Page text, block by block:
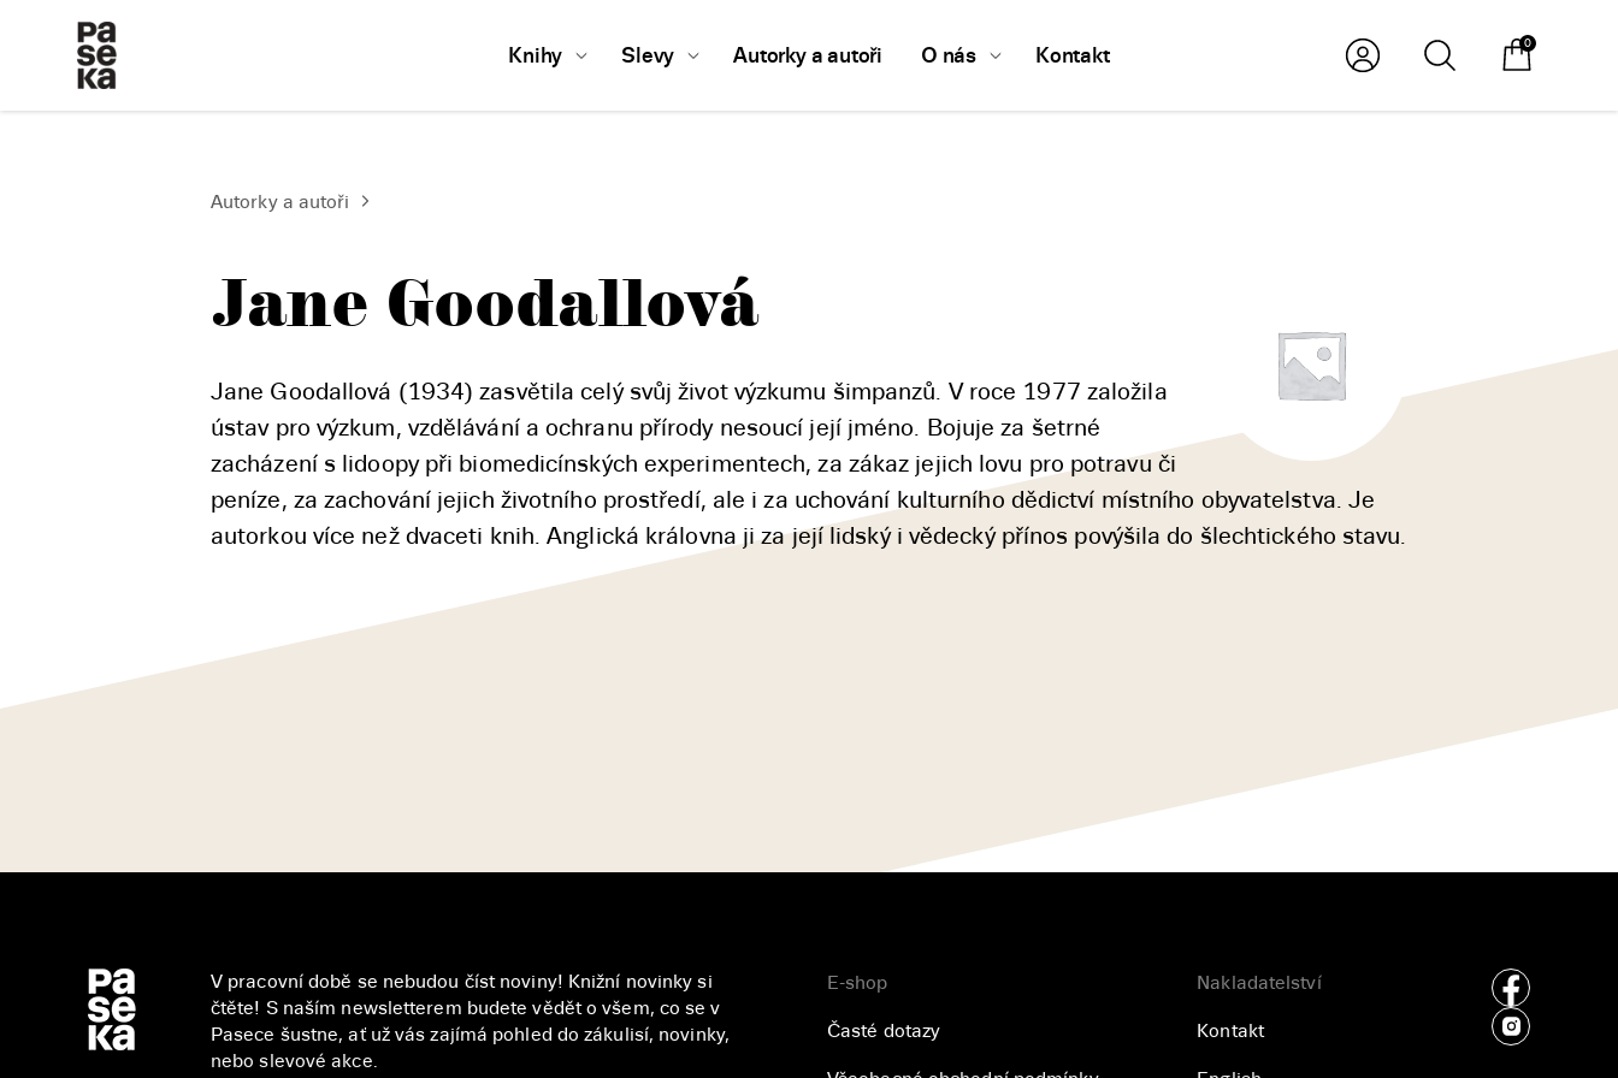
Knihy Slevy Autorky a autoři O nás Kontakt 0
Autorky a autoři
Jane Goodallová
Jane Goodallová (1934) zasvětila celý svůj život výzkumu šimpanzů. V roce 1977 založila
ústav pro výzkum, vzdělávání a ochranu přírody nesoucí její jméno. Bojuje za šetrné
zacházení s lidoopy při biomedicínských experimentech, za zákaz jejich lovu pro potravu či
peníze, za zachování jejich životního prostředí, ale i za uchování kulturního dědictví místního obyvatelstva. Je
autorkou více než dvaceti knih. Anglická královna ji za její lidský i vědecký přínos povýšila do šlechtického stavu.
V pracovní době se nebudou číst noviny! Knižní novinky si
čtěte! S naším newsletterem budete vědět o všem, co se v
Pasece šustne, ať už vás zajímá pohled do zákulisí, novinky,
nebo slevové akce.
E-shop
Časté dotazy
Nakladatelství
Kontakt